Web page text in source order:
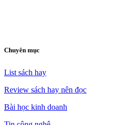
Chuyên mục
List sách hay
Review sách hay nên đọc
Bài học kinh doanh